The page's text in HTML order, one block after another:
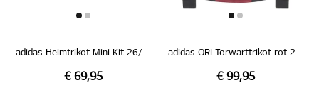
adidas Heimtrikot Mini Kit 26/27
€ 69,95
adidas ORI Torwarttrikot rot 26/27
€ 99,95